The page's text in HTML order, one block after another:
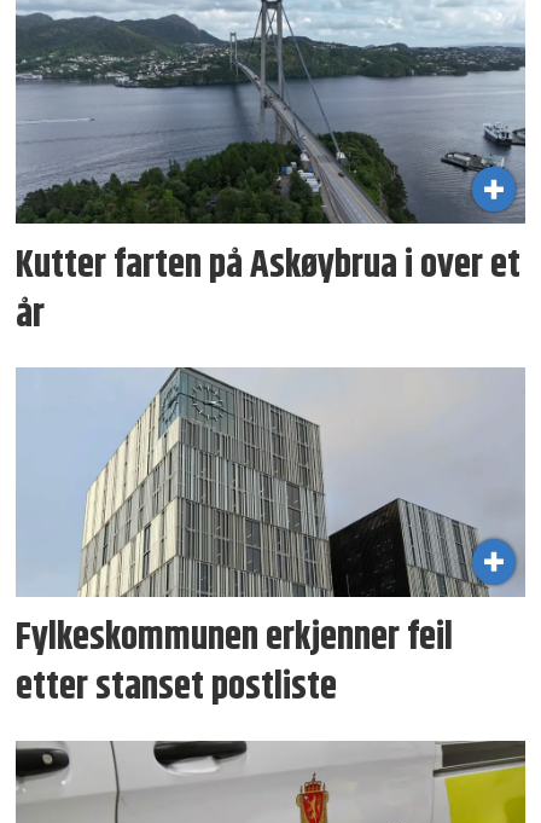
Kutter farten på Askøybrua i over et
år
Fylkeskommunen erkjenner feil
etter stanset postliste